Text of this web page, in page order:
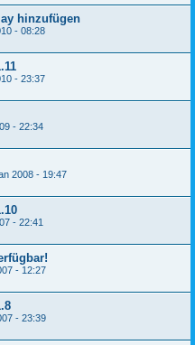
hinzufügen
- 08:28
- 23:37
- 22:34
2008 - 19:47
- 22:41
- 12:27
- 23:39